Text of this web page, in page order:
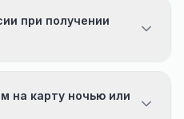
при получении
на карту ночью или